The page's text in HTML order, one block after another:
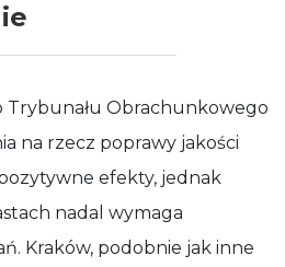
Trybunału Obrachunkowego
na rzecz poprawy jakości
efekty, jednak
nadal wymaga
Kraków, podobnie jak inne